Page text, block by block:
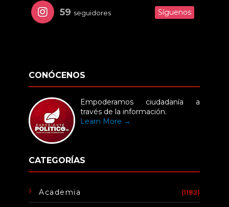
59 seguidores Síguenos
CONÓCENOS
Empoderamos ciudadanía a
través de la información.
Learn More →
CATEGORÍAS
Academia (1182)